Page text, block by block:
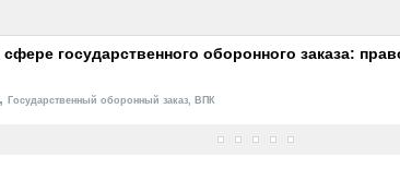
государственного оборонного заказа:
, Государственный оборонный заказ, ВПК